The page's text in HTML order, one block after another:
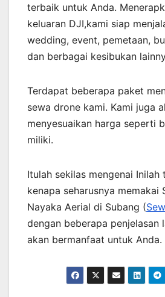
terbaik untuk Anda.
keluaran DJI,kami siap
wedding, event, pemetaan,
dan berbagai kesibukan
Terdapat beberapa paket
sewa drone kami. Kami juga
menyesuaikan harga seperti
miliki.
Itulah sekilas mengenai Inilah
kenapa seharusnya memakai
Nayaka Aerial di Subang (
dengan beberapa penjelasan
akan bermanfaat untuk Anda.